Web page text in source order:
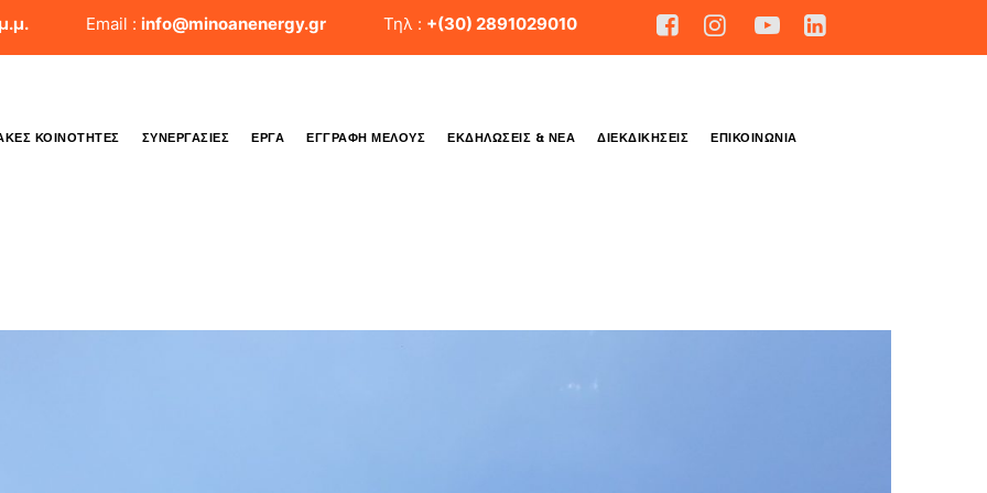
Email : info@minoanenergy.gr Τηλ : +(30) 2891029010
ΚΟΙΝΌΤΗΤΕΣ ΣΥΝΕΡΓΑΣΊΕΣ ΈΡΓΑ ΕΓΓΡΑΦΉ ΜΈΛΟΥΣ ΕΚΔΗΛΏΣΕΙΣ & ΝΈΑ ΔΙΕΚΔΙΚΉΣΕΙΣ ΕΠΙΚΟΙΝΩΝΊΑ